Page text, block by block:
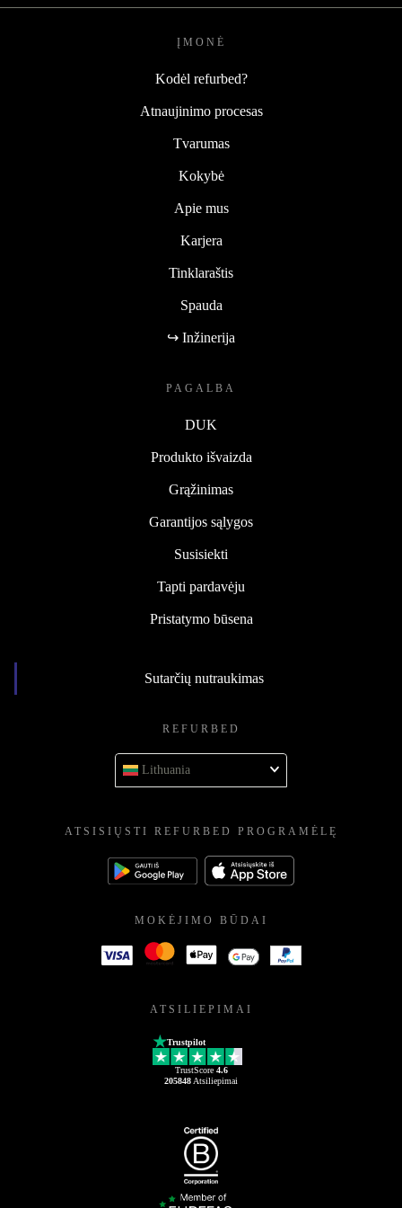
ĮMONĖ
Kodėl refurbed?
Atnaujinimo procesas
Tvarumas
Kokybė
Apie mus
Karjera
Tinklaraštis
Spauda
↪ Inžinerija
PAGALBA
DUK
Produkto išvaizda
Grąžinimas
Garantijos sąlygos
Susisiekti
Tapti pardavėju
Pristatymo būsena
Sutarčių nutraukimas
REFURBED
Lithuania
ATSISIŲSTI REFURBED PROGRAMĖLĘ
MOKĖJIMO BŪDAI
ATSILIEPIMAI
Trustpilot
TrustScore 4.6
205848 Atsiliepimai